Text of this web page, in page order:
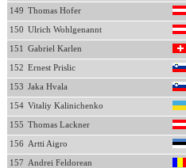
149 Thomas Hofer
150 Ulrich Wohlgenannt
151 Gabriel Karlen
152 Ernest Prislic
153 Jaka Hvala
154 Vitaliy Kalinichenko
155 Thomas Lackner
156 Artti Aigro
157 Andrei Feldorean